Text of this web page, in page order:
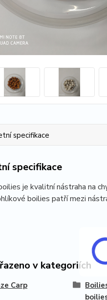
specifikace
specifikace
je kvalitní nástraha na
boilies patří mezi
v kategoriích
Carp